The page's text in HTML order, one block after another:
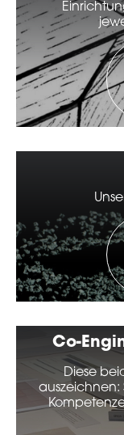
Co-
Diese
auszeichnen: